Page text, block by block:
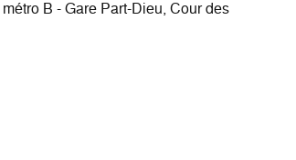
B - Gare Part-Dieu, Cour des